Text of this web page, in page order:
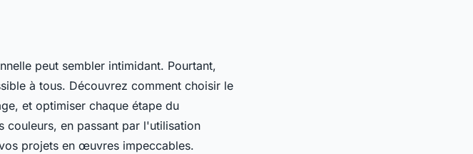
vidéo
peut sembler intimidant. Pourtant,
à tous. Découvrez comment choisir le
et optimiser chaque étape du
couleurs, en passant par l'utilisation
projets en œuvres impeccables.